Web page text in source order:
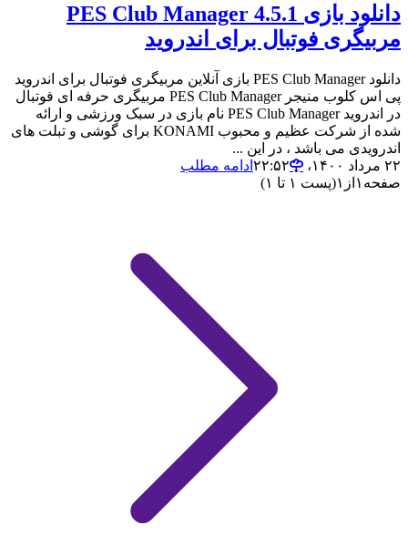
دانلود بازی PES Club Manager 4.5.1
مربیگری فوتبال برای اندروید
دانلود PES Club Manager بازی آنلاین مربیگری فوتبال برای اندروید
پی اس کلوب منیجر PES Club Manager مربیگری حرفه ای فوتبال
در اندروید PES Club Manager نام بازی در سبک ورزشی و ارائه
شده از شرکت عظیم و محبوب KONAMI برای گوشی و تبلت های
اندرویدی می باشد ، در این ...
۲۲ مرداد ۱۴۰۰،‏ ۲۲:۵۲
ادامه مطلب
صفحه ۱ از ۱(پست ۱ تا ۱)